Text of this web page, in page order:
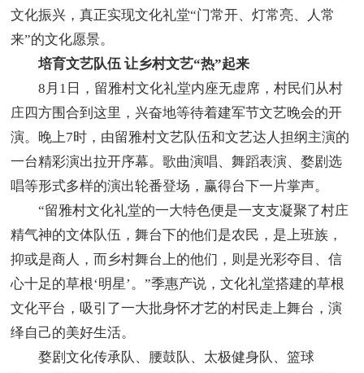
文化振兴，真正实现文化礼堂“门常开、灯常亮、人常
来”的文化愿景。
培育文艺队伍 让乡村文艺“热”起来
8月1日，留雅村文化礼堂内座无虚席，村民们从村
庄四方围合到这里，兴奋地等待着建军节文艺晚会的开
演。晚上7时，由留雅村文艺队伍和文艺达人担纲主演的
一台精彩演出拉开序幕。歌曲演唱、舞蹈表演、婺剧选
唱等形式多样的演出轮番登场，赢得台下一片掌声。
“留雅村文化礼堂的一大特色便是一支支凝聚了村庄
精气神的文体队伍，舞台下的他们是农民，是上班族，
抑或是商人，而乡村舞台上的他们，则是光彩夺目、信
心十足的草根‘明星’。”季惠产说，文化礼堂搭建的草根
文化平台，吸引了一大批身怀才艺的村民走上舞台，演
绎自己的美好生活。
婺剧文化传承队、腰鼓队、太极健身队、篮球